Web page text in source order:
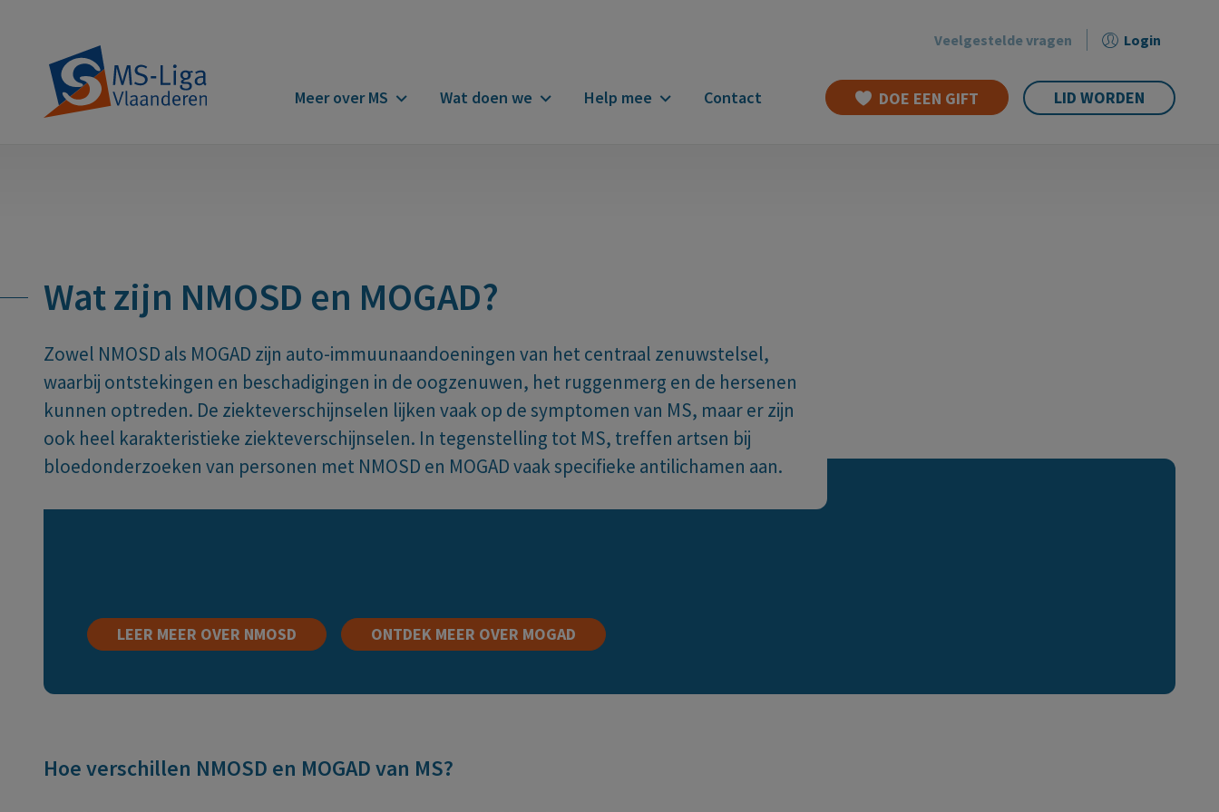
Secondary
menu
Veelgestelde vragen Login
Meer over MS Wat doen we Help mee Contact DOE EEN GIFT LID WORDEN
Wat zijn NMOSD en MOGAD?
Zowel NMOSD als MOGAD zijn auto-immuunaandoeningen van het centraal zenuwstelsel,
waarbij ontstekingen en beschadigingen in de oogzenuwen, het ruggenmerg en de hersenen
kunnen optreden. De ziekteverschijnselen lijken vaak op de symptomen van MS, maar er zijn
ook heel karakteristieke ziekteverschijnselen. In tegenstelling tot MS, treffen artsen bij
bloedonderzoeken van personen met NMOSD en MOGAD vaak specifieke antilichamen aan.
LEER MEER OVER NMOSD ONTDEK MEER OVER MOGAD
Hoe verschillen NMOSD en MOGAD van MS?